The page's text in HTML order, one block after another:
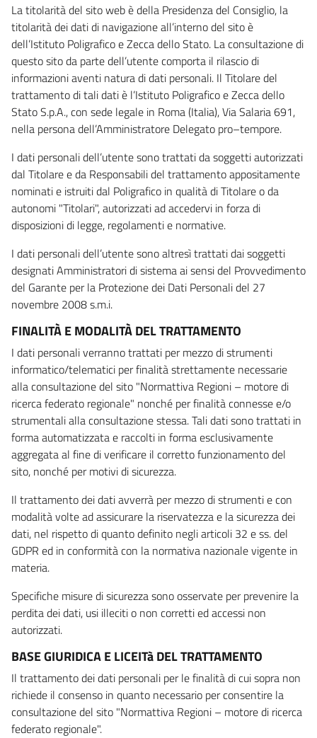
La titolarità del sito web è della Presidenza del Consiglio, la
titolarità dei dati di navigazione all’interno del sito è
dell’Istituto Poligrafico e Zecca dello Stato. La consultazione di
questo sito da parte dell’utente comporta il rilascio di
informazioni aventi natura di dati personali. Il Titolare del
trattamento di tali dati è l’Istituto Poligrafico e Zecca dello
Stato S.p.A., con sede legale in Roma (Italia), Via Salaria 691,
nella persona dell’Amministratore Delegato pro–tempore.
I dati personali dell’utente sono trattati da soggetti autorizzati
dal Titolare e da Responsabili del trattamento appositamente
nominati e istruiti dal Poligrafico in qualità di Titolare o da
autonomi "Titolari", autorizzati ad accedervi in forza di
disposizioni di legge, regolamenti e normative.
I dati personali dell’utente sono altresì trattati dai soggetti
designati Amministratori di sistema ai sensi del Provvedimento
del Garante per la Protezione dei Dati Personali del 27
novembre 2008 s.m.i.
FINALITÀ E MODALITÀ DEL TRATTAMENTO
I dati personali verranno trattati per mezzo di strumenti
informatico/telematici per finalità strettamente necessarie
alla consultazione del sito "Normattiva Regioni – motore di
ricerca federato regionale" nonché per finalità connesse e/o
strumentali alla consultazione stessa. Tali dati sono trattati in
forma automatizzata e raccolti in forma esclusivamente
aggregata al fine di verificare il corretto funzionamento del
sito, nonché per motivi di sicurezza.
Il trattamento dei dati avverrà per mezzo di strumenti e con
modalità volte ad assicurare la riservatezza e la sicurezza dei
dati, nel rispetto di quanto definito negli articoli 32 e ss. del
GDPR ed in conformità con la normativa nazionale vigente in
materia.
Specifiche misure di sicurezza sono osservate per prevenire la
perdita dei dati, usi illeciti o non corretti ed accessi non
autorizzati.
BASE GIURIDICA E LICEITà DEL TRATTAMENTO
Il trattamento dei dati personali per le finalità di cui sopra non
richiede il consenso in quanto necessario per consentire la
consultazione del sito "Normattiva Regioni – motore di ricerca
federato regionale".